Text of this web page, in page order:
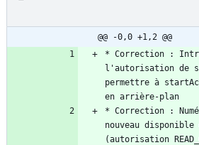
@@ -0,0 +1,2 @@
* Correction :
l'autorisation de
permettre à
* Correction :
nouveau
(autorisation